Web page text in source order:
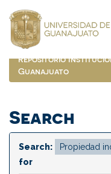
navigation
Repositorio
Guanajuato
Search
Search:
for